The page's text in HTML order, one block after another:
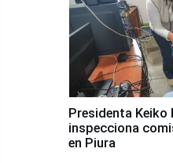
Presidenta Keiko Fujimori,
inspecciona
en Piura